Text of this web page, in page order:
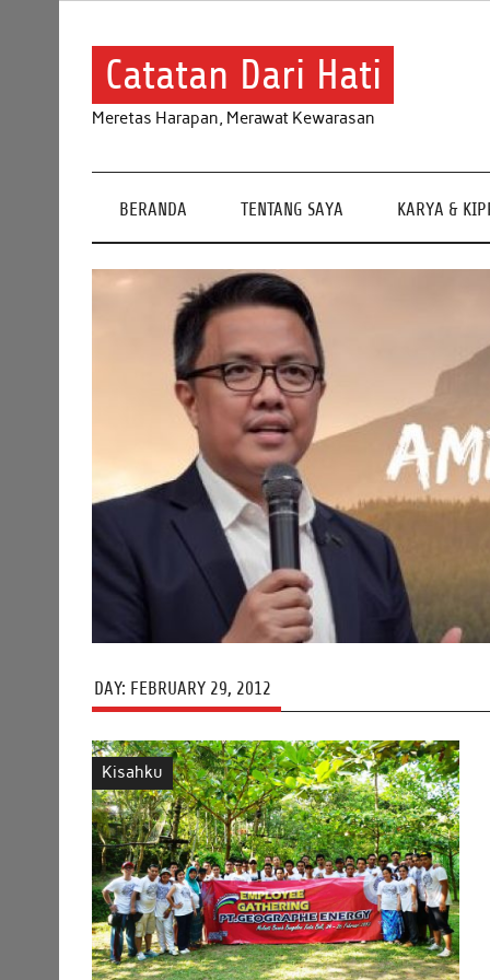
Catatan Dari Hati
Meretas Harapan, Merawat Kewarasan
BERANDA TENTANG SAYA KARYA &
DAY: FEBRUARY 29, 2012
Kisahku